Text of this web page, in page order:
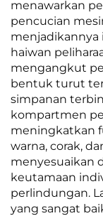
menawarkan
pencucian
menjadikannya
haiwan
mengangkut
bentuk turut
simpanan
kompartmen
meningkatkan
warna, corak,
menyesuaikan
keutamaan
perlindungan.
yang sangat